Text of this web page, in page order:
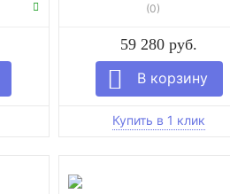
(0)
59 280 руб.